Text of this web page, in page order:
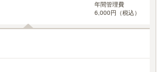
年間管理費
6,000円（税込）